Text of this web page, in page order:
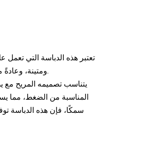
ومتينة، وعادةً ما تكون مصنوعة من مواد متينة مثل المعدن أو البلاستيك عالي التأثير، مما يضمن أداءً طويل الأمد.
يتناسب تصميمه المريح مع
المناسبة من الضغط، مما
سمكًا، فإن هذه الدباسة